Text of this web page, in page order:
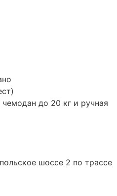
чемодан до 20 кг и ручная
шоссе 2 по трассе